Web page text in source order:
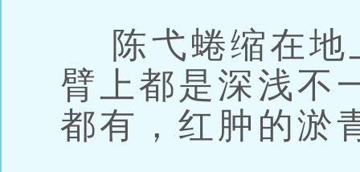
陈弋蜷缩在地
臂上都是深浅不
都有，红肿的淤